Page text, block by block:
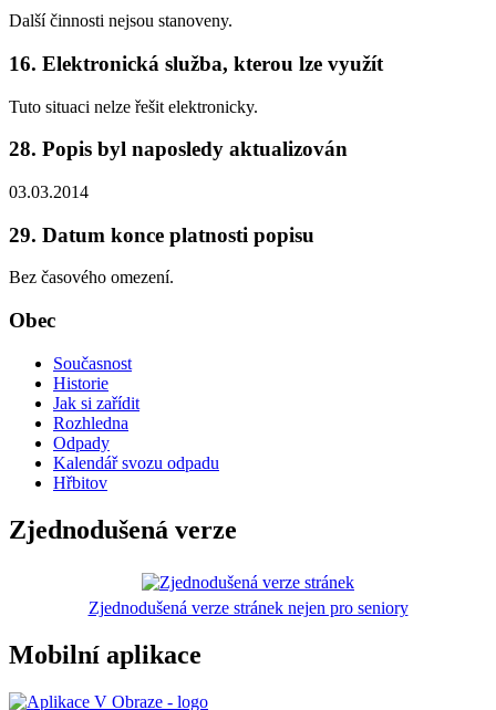
Další činnosti nejsou stanoveny.
16. Elektronická služba, kterou lze využít
Tuto situaci nelze řešit elektronicky.
28. Popis byl naposledy aktualizován
03.03.2014
29. Datum konce platnosti popisu
Bez časového omezení.
Obec
Současnost
Historie
Jak si zařídit
Rozhledna
Odpady
Kalendář svozu odpadu
Hřbitov
Zjednodušená verze
Zjednodušená verze stránek nejen pro seniory
Mobilní aplikace